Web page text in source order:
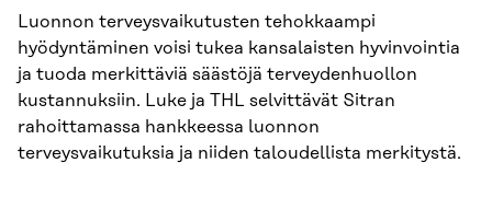
Luonnon terveysvaikutusten tehokkaampi
hyödyntäminen voisi tukea kansalaisten hyvinvointia
ja tuoda merkittäviä säästöjä terveydenhuollon
kustannuksiin. Luke ja THL selvittävät Sitran
rahoittamassa hankkeessa luonnon
terveysvaikutuksia ja niiden taloudellista merkitystä.